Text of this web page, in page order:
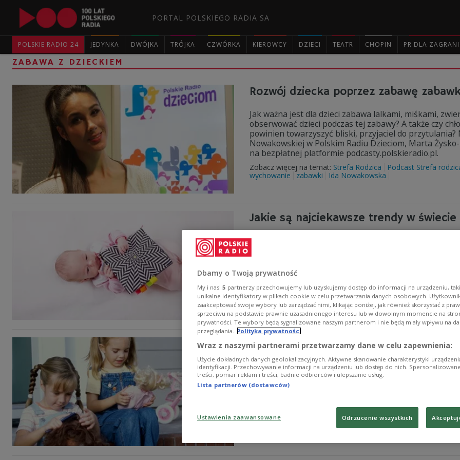
PORTAL POLSKIEGO RADIA SA
POLSKIE RADIO 24 JEDYNKA DWÓJKA TRÓJKA CZWÓRKA KIEROWCY DZIECI TEATR CHOPIN PR DLA
ZABAWA Z DZIECKIEM
Rozwój dziecka poprzez zabawę
Jak ważna jest dla dzieci zabawa lalkami, miśkami,
obserwować dzieci podczas tej zabawy? A także czy
powinien towarzyszyć bliski, przyjaciel do
Nowakowskiej w Polskim Radiu Dzieciom, Marta
na bezpłatnej platformie podcasty.polskieradio.pl.
Zobacz więcej na temat: Strefa Rodzica Podcast Strefa
wychowanie
zabawki Ida Nowakowska
Jakie są najciekawsze trendy w
Na przestrzeni ostatnich lat rynek produktów dla
widoczny przede wszystkim w jakości gotowego
Dziecku". 4 kwietnia odbyła się gala finałowa,
setki produktów – książek, gier, zabawek, ale też
bowiem nie tylko rzeczy, ale też inicjatywy, a przede
Zobacz więcej na temat:Strefa Rodzica zabawki radio dla
Zabawa lalkami jako istotny element
Zabawa lalkami nie jest tylko dla dziewczynek -
potrzeba jednak czasu i choć na przestrzeni lat wiele
względem płci nie istnieją. Mimo wszystko
dlatego warto iść w tym kierunku. O tym, jak wiele
Polskiego Radia Dzieciom Marta Żysko-Pałuba.
Zobacz więcej na temat: Strefa Rodzica radio dla rodziców
Dbamy o Twoją prywatność
My i nasi 5 partnerzy przechowujemy lub uzyskujemy dostęp do informacji na urządzeniu,
unikalne identyfikatory w plikach cookie w celu przetwarzania danych osobowych.
zaakceptować swoje wybory lub zarządzać nimi, klikając poniżej, jak również skorzystać z
sprzeciwu na podstawie prawnie uzasadnionego interesu lub w dowolnym momencie na
prywatności. Te wybory będą sygnalizowane naszym partnerom i nie będą miały wpływu na
przeglądania. Polityka prywatności
Wraz z naszymi partnerami przetwarzamy dane w celu zapewnienia:
Użycie dokładnych danych geolokalizacyjnych. Aktywne skanowanie charakterystyki
identyfikacji. Przechowywanie informacji na urządzeniu lub dostęp do nich.
treści, pomiar reklam i treści, badnie odbiorców i ulepszanie usług.
Lista partnerów (dostawców)
Ustawienia zaawansowane Odrzucenie wszystkich